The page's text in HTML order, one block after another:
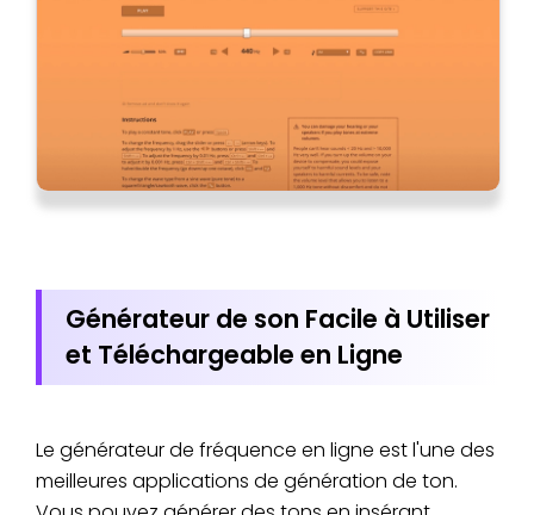
Générateur de son Facile à Utiliser
et Téléchargeable en Ligne
Le générateur de fréquence en ligne est l'une des
meilleures applications de génération de ton.